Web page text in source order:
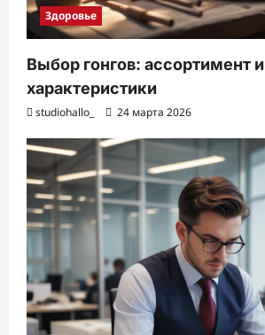
Здоровье
Выбор гонгов: ассортимент и
характеристики
studiohallo_ 24 марта 2026